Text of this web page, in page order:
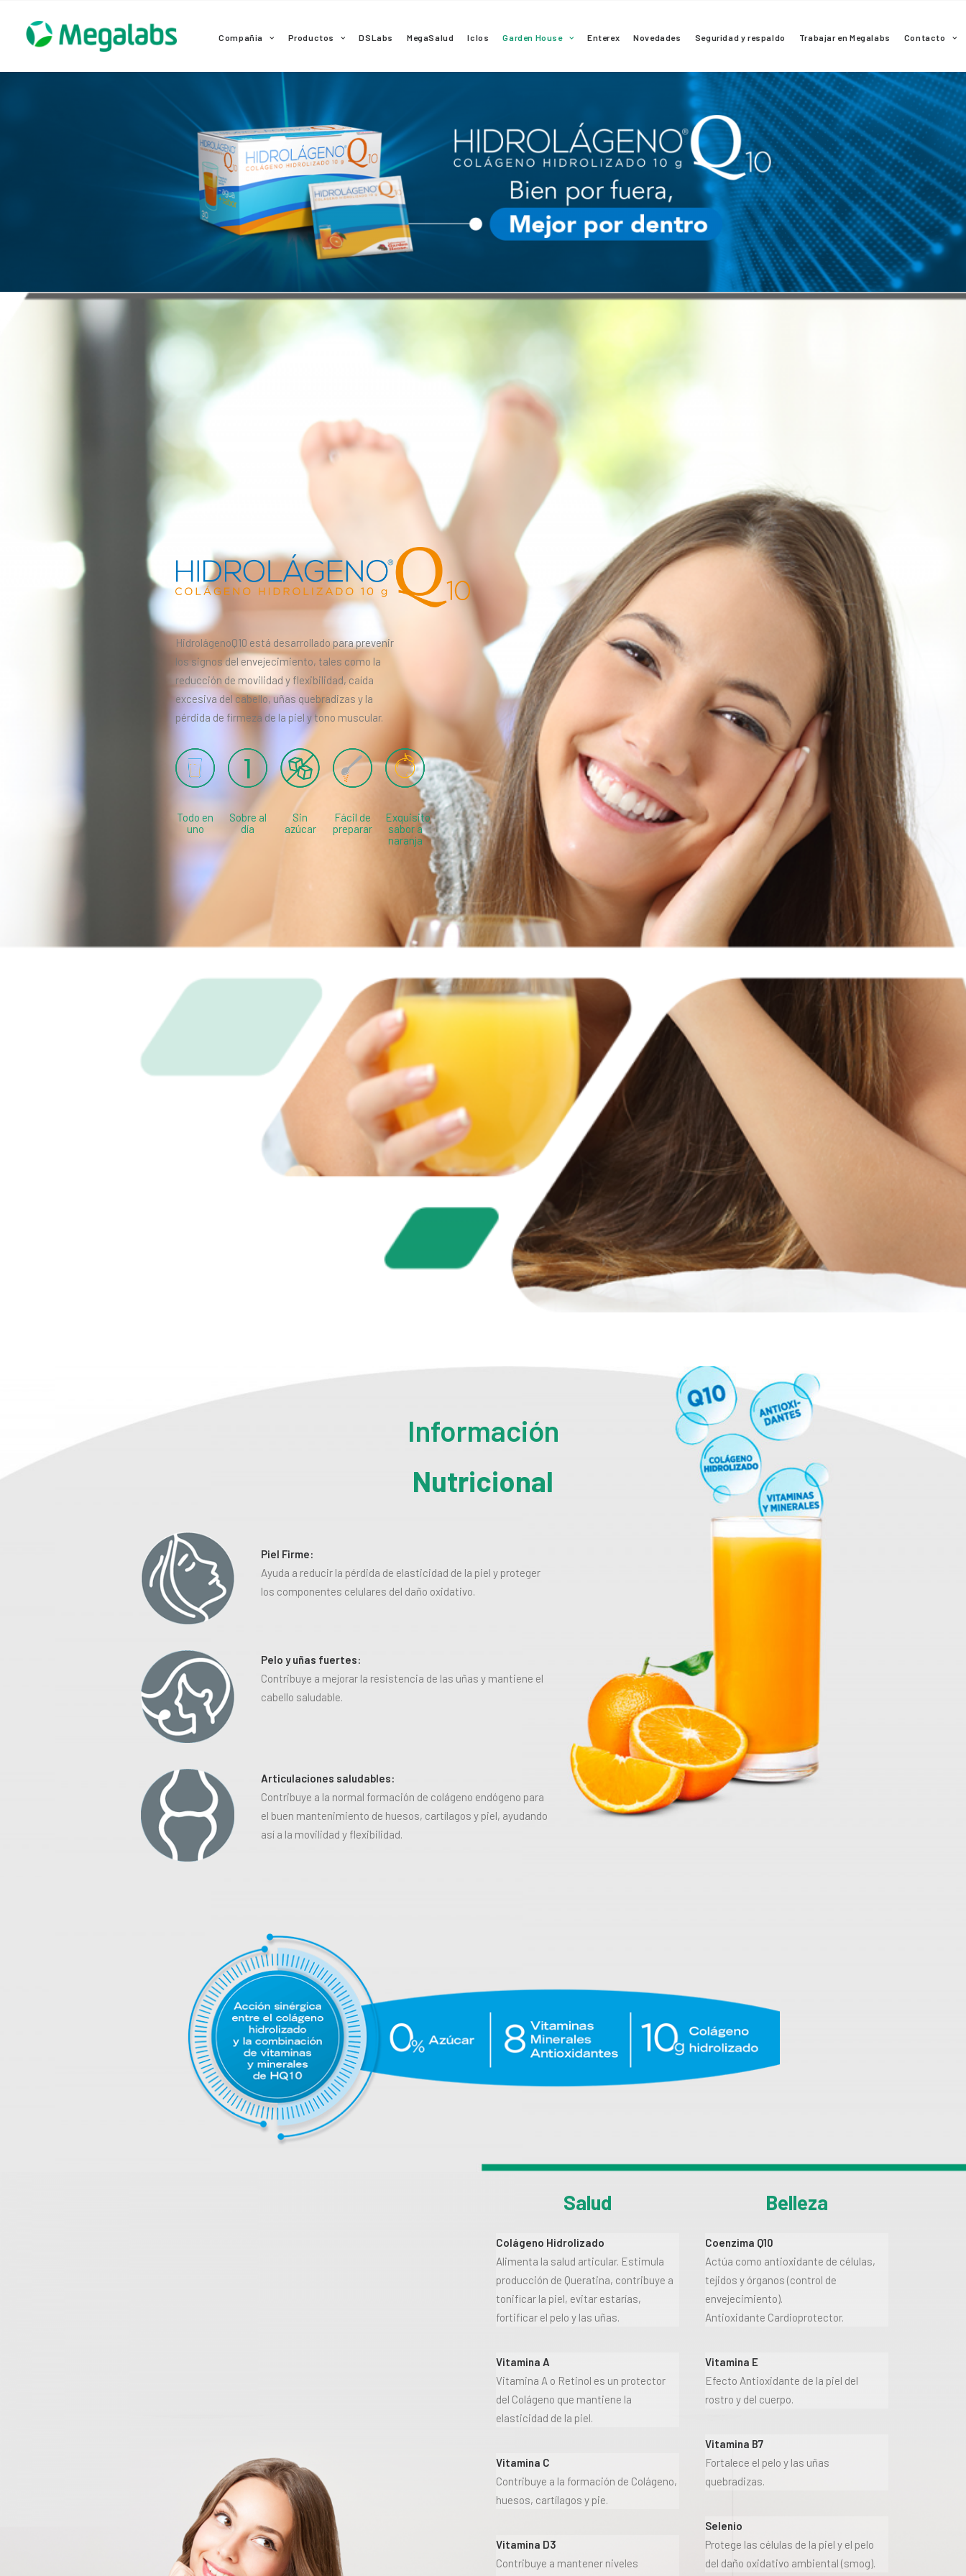
Compañia Productos DSLabs MegaSalud Iclos Garden House Enterex Novedades Seguridad y respaldo Trabajar en Megalabs Contacto
HidrolágenoQ10 está desarrollado para prevenir
los signos del envejecimiento, tales como la
reducción de movilidad y flexibilidad, caída
excesiva del cabello, uñas quebradizas y la
pérdida de firmeza de la piel y tono muscular.
Todo en
uno
Sobre al
día
Sin
azúcar
Fácil de
preparar
Exquisito
sabor a
naranja
Información
Nutricional
Piel Firme:
Ayuda a reducir la pérdida de elasticidad de la piel y proteger
los componentes celulares del daño oxidativo.
Pelo y uñas fuertes:
Contribuye a mejorar la resistencia de las uñas y mantiene el
cabello saludable.
Articulaciones saludables:
Contribuye a la normal formación de colágeno endógeno para
el buen mantenimiento de huesos, cartílagos y piel, ayudando
así a la movilidad y flexibilidad.
Salud
Colágeno Hidrolizado
Alimenta la salud articular. Estimula
producción de Queratina, contribuye a
tonificar la piel, evitar estarías,
fortificar el pelo y las uñas.
Vitamina A
Vitamina A o Retinol es un protector
del Colágeno que mantiene la
elasticidad de la piel.
Vitamina C
Contribuye a la formación de Colágeno,
huesos, cartílagos y pie.
Vitamina D3
Contribuye a mantener niveles
Belleza
Coenzima Q10
Actúa como antioxidante de células,
tejidos y órganos (control de
envejecimiento).
Antioxidante Cardioprotector.
Vitamina E
Efecto Antioxidante de la piel del
rostro y del cuerpo.
Vitamina B7
Fortalece el pelo y las uñas
quebradizas.
Selenio
Protege las células de la piel y el pelo
del daño oxidativo ambiental (smog).